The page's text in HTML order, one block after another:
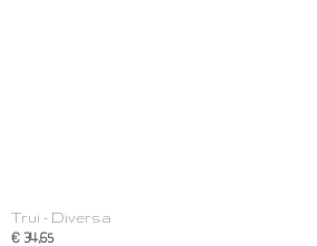
Trui - Diversa
€ 34,65